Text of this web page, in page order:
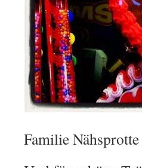
Familie